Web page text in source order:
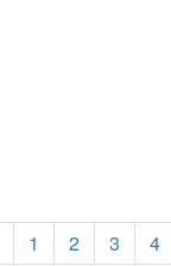
1 2 3 4